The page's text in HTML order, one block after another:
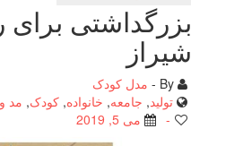
برای روز ملی
مدل کودک
,خانواده ,کودک,مد و فشن